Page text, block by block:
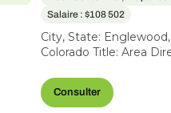
Salaire : $108 502
City, State: Englewood,
Colorado Title: Area
FLSA: Exempt Status: F
time...
Consulter